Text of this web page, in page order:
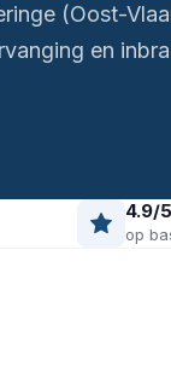
(Oost-
en
4.9/5
op